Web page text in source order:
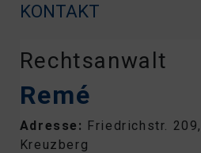
KONTAKT
Rechtsanwalt
Remé
Adresse: Friedrichstr.
Kreuzberg